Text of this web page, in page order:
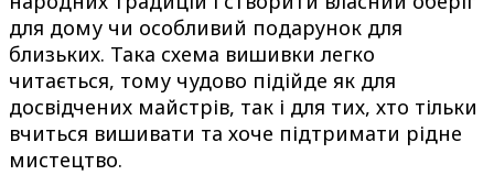
для дому чи особливий подарунок для
близьких. Така схема вишивки легко
читається, тому чудово підійде як для
досвідчених майстрів, так і для тих, хто тільки
вчиться вишивати та хоче підтримати рідне
мистецтво.